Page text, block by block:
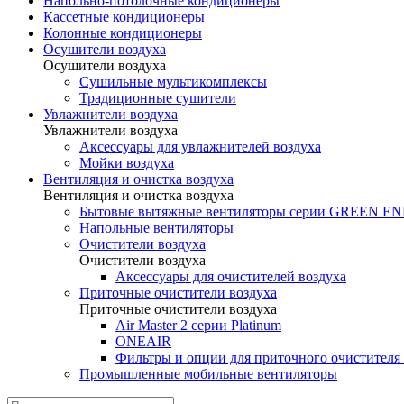
Кассетные кондиционеры
Колонные кондиционеры
Осушители воздуха
Осушители воздуха
Сушильные мультикомплексы
Традиционные сушители
Увлажнители воздуха
Увлажнители воздуха
Аксессуары для увлажнителей воздуха
Мойки воздуха
Вентиляция и очистка воздуха
Вентиляция и очистка воздуха
Бытовые вытяжные вентиляторы серии GREEN
Напольные вентиляторы
Очистители воздуха
Очистители воздуха
Аксессуары для очистителей воздуха
Приточные очистители воздуха
Приточные очистители воздуха
Air Master 2 серии Platinum
ONEAIR
Фильтры и опции для приточного очистителя
Промышленные мобильные вентиляторы